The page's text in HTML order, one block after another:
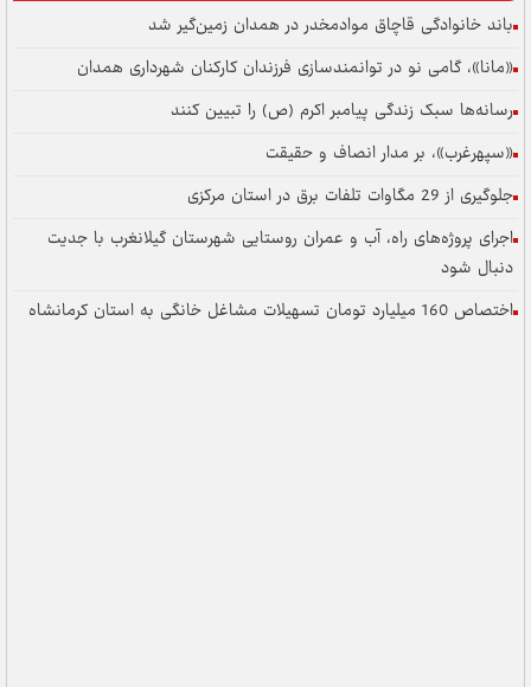
باند خانوادگی قاچاق موادمخدر در همدان زمین‌گیر شد
«مانا»، گامی نو در توانمندسازی فرزندان کارکنان شهرداری همدان
رسانه‌ها سبک زندگی پیامبر اکرم (ص) را تبیین کنند
«سپهرغرب»، بر مدار انصاف و حقیقت
جلوگیری از 29 مگاوات تلفات برق در استان مرکزی
اجرای پروژه‌های راه، آب و عمران روستایی شهرستان گیلانغرب با جدیت
دنبال شود
اختصاص 160 میلیارد تومان تسهیلات مشاغل خانگی به استان کرمانشاه